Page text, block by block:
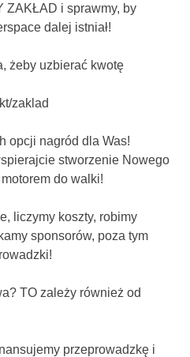
ZAKŁAD i sprawmy, by
dalej istniał!
żeby uzbierać kwotę
zaklad
opcji nagród dla Was!
stworzenie Nowego
do walki!
liczymy koszty, robimy
sponsorów, poza tym
TO zależy również od
przeprowadzkę i